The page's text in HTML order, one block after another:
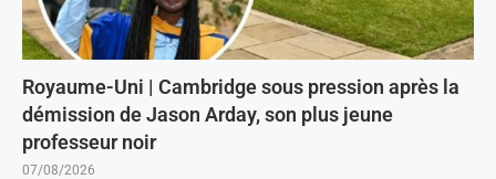
Royaume-Uni | Cambridge sous pression après la
démission de Jason Arday, son plus jeune
professeur noir
07/08/2026